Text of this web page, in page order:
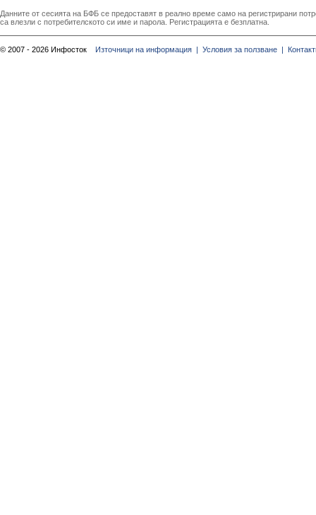
Данните от сесията на БФБ се предоставят в реално време само на регистрирани
са влезли с потребителското си име и парола. Регистрацията е безплатна.
© 2007 - 2026 Инфосток Източници на информация | Условия за ползване |